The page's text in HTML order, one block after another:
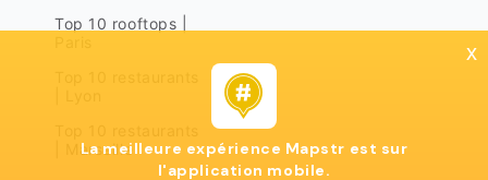
Top 10 rooftops |
| Marseille
x
La meilleure expérience Mapstr est sur
l'application mobile.